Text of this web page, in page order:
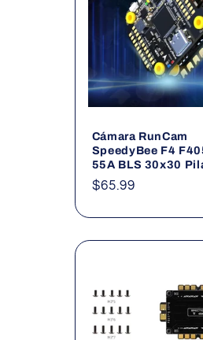
Cámara RunCam
SpeedyBee F4
55A BLS 30x30
Precio
$65.99